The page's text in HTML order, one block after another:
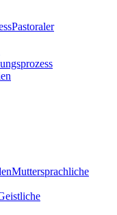
Pastoraler
Muttersprachliche